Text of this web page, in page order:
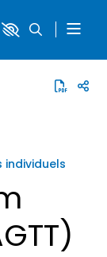
individuels